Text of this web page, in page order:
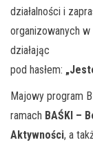
działalności i
organizowanych
działając
pod hasłem:
Majowy program
ramach BAŚKI –
Aktywności, a